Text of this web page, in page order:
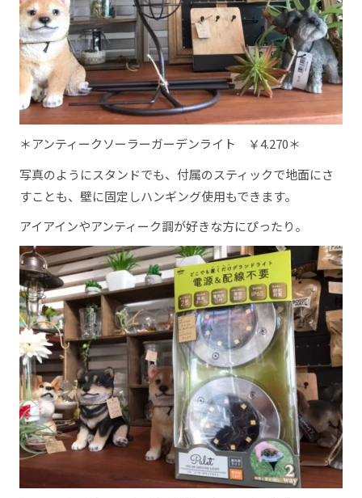
＊アンティークソーラーガーデンライト ￥4.270＊
写真のようにスタンドでも、付属のスティックで地面にさ
すことも、壁に固定しハンギング使用もできます。
アイアインやアンティーク調が好きな方にぴったり。